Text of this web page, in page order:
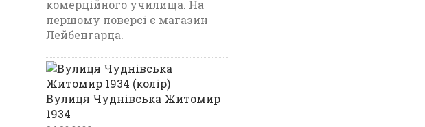
комерційного училища. На
першому поверсі є магазин
Лейбенгарца.
Вулиця Чуднівська Житомир
1934